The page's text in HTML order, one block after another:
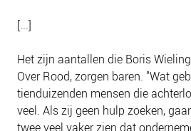
[...]
Het zijn aantallen die Boris
Over Rood, zorgen baren. "Wat
tienduizenden mensen die
veel. Als zij geen hulp zoeken,
twee veel vaker zien dat